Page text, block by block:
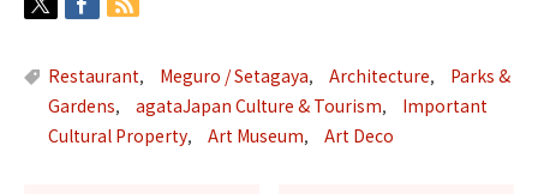
Restaurant, Meguro / Setagaya, Architecture,
Parks &
Gardens, agataJapan Culture & Tourism,
Important
Cultural Property, Art Museum, Art Deco